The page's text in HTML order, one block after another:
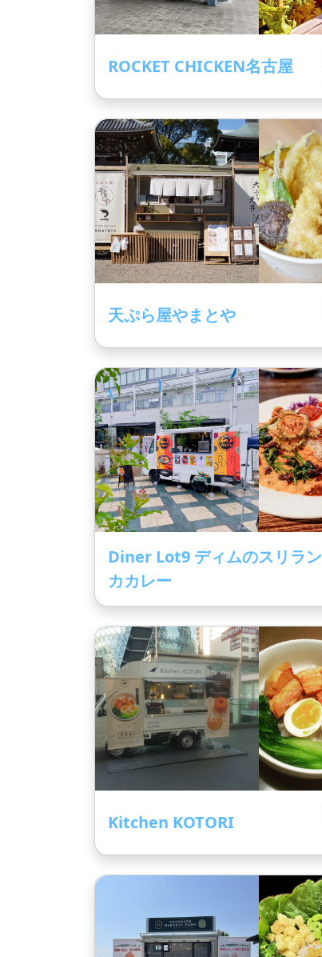
ROCKET CHICKEN名古屋
天ぷら屋やまとや
Diner Lot9 ディムのスリラン
カカレー
Kitchen KOTORI